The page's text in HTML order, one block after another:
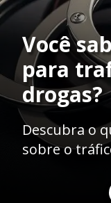
Você
para
drogas?
Descubra o
sobre o